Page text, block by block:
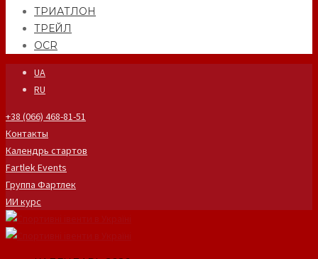
ТРИАТЛОН
ТРЕЙЛ
OCR
UA
RU
+38 (066) 468-81-51
Контакты
Календрь стартов
Fartlek Events
Группа Фартлек
ИИ курс